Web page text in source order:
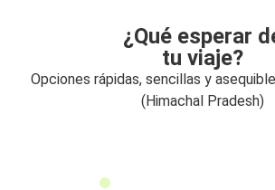
¿Qué esperar
tu viaje?
Opciones rápidas, sencillas y
(Himachal Pradesh)